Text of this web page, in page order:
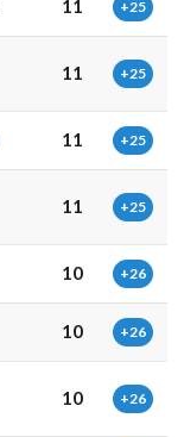
11 +25
11 +25
11 +25
11 +25
10 +26
10 +26
10 +26